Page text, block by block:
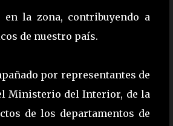
la zona, contribuyendo a
de nuestro país.
por representantes de
Ministerio del Interior, de la
de los departamentos de